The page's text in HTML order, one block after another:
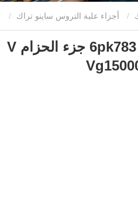
أجزاء علبة التروس ساينو تراك
قطع غيار الشاحنات 6pk783 جزء الحزام V